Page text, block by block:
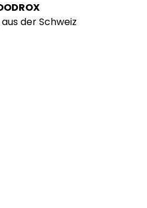
der Schweiz